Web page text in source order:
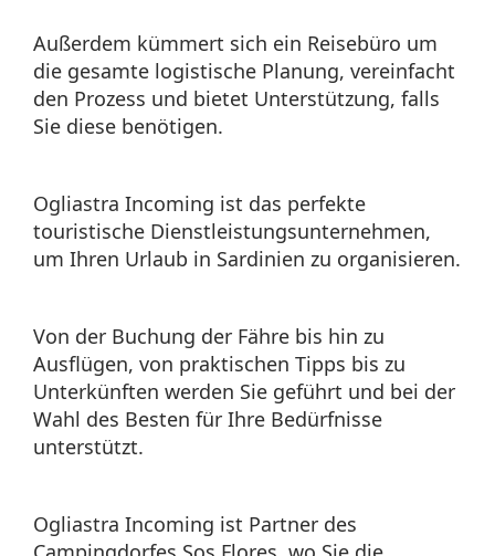
Außerdem kümmert sich ein Reisebüro um
die gesamte logistische Planung, vereinfacht
den Prozess und bietet Unterstützung, falls
Sie diese benötigen.
Ogliastra Incoming ist das perfekte
touristische Dienstleistungsunternehmen,
um Ihren Urlaub in Sardinien zu organisieren.
Von der Buchung der Fähre bis hin zu
Ausflügen, von praktischen Tipps bis zu
Unterkünften werden Sie geführt und bei der
Wahl des Besten für Ihre Bedürfnisse
unterstützt.
Ogliastra Incoming ist Partner des